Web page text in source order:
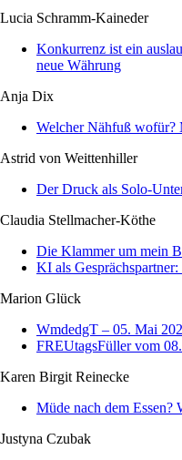
Lucia Schramm-Kaineder
Konkurrenz ist ein
neue Währung
Anja Dix
Welcher Nähfuß wofür?
Astrid von Weittenhiller
Der Druck als Solo-
Claudia Stellmacher-Köthe
Die Klammer um mein
KI als
Marion Glück
WmdedgT – 05. Mai
FREUtagsFüller vom
Karen Birgit Reinecke
Müde nach dem Essen?
Justyna Czubak